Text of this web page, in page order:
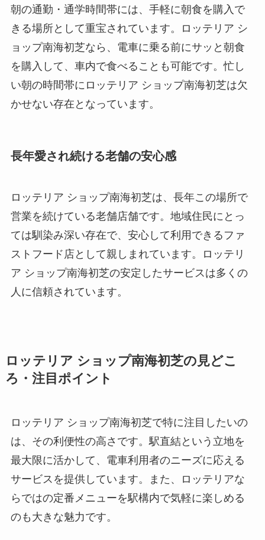
朝の通勤・通学時間帯には、手軽に朝食を購入で
きる場所として重宝されています。ロッテリア シ
ョップ南海初芝なら、電車に乗る前にサッと朝食
を購入して、車内で食べることも可能です。忙し
い朝の時間帯にロッテリア ショップ南海初芝は欠
かせない存在となっています。
長年愛され続ける老舗の安心感
ロッテリア ショップ南海初芝は、長年この場所で
営業を続けている老舗店舗です。地域住民にとっ
ては馴染み深い存在で、安心して利用できるファ
ストフード店として親しまれています。ロッテリ
ア ショップ南海初芝の安定したサービスは多くの
人に信頼されています。
ロッテリア ショップ南海初芝の見どこ
ろ・注目ポイント
ロッテリア ショップ南海初芝で特に注目したいの
は、その利便性の高さです。駅直結という立地を
最大限に活かして、電車利用者のニーズに応える
サービスを提供しています。また、ロッテリアな
らではの定番メニューを駅構内で気軽に楽しめる
のも大きな魅力です。